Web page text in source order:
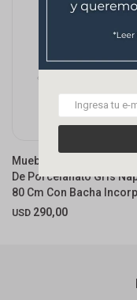
Mueble De Baño
De Porcelanato Gris
80 Cm Con Bacha
USD 290,00